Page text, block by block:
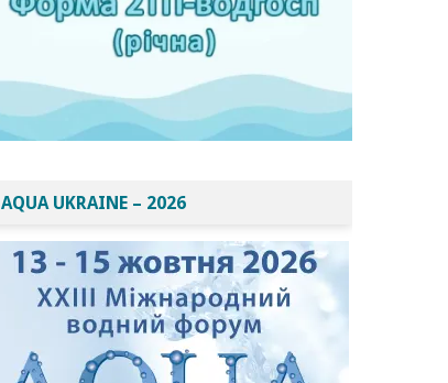
AQUA UKRAINE – 2026